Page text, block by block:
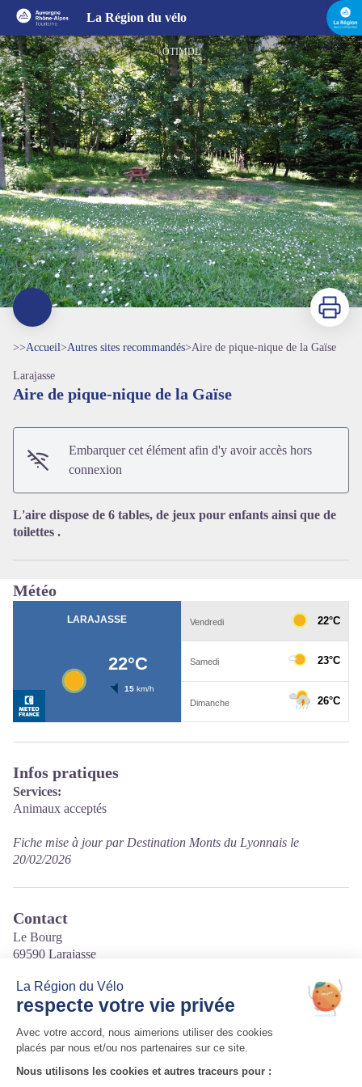
La Région du vélo
OTIMDL
Voir l'image en plein écran
Imprimer
>>Accueil>Autres sites recommandés>Aire de pique-nique de la Gaïse
Larajasse
Aire de pique-nique de la Gaïse
Embarquer cet élément afin d'y avoir accès hors
connexion
L'aire dispose de 6 tables, de jeux pour enfants ainsi que de
toilettes .
Météo
Infos pratiques
Services:
Animaux acceptés
Fiche mise à jour par Destination Monts du Lyonnais le
20/02/2026
Contact
Le Bourg
69590 Larajasse
Courriel:
mairie@larajasse.fr
Site internet:
http://www.larajasse.fr